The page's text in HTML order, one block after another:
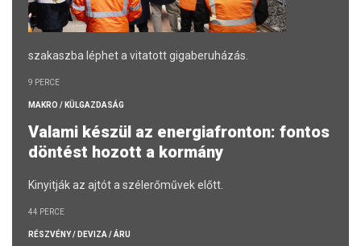
szakaszba léphet a vitatott gigaberuházás.
9 PERCE
MAKRO / KÜLGAZDASÁG
Valami készül az energiafronton: fontos
döntést hozott a kormány
Kinyitják az ajtót a szélerőművek előtt.
44 PERCE
RÉSZVÉNY / DEVIZA / ÁRU